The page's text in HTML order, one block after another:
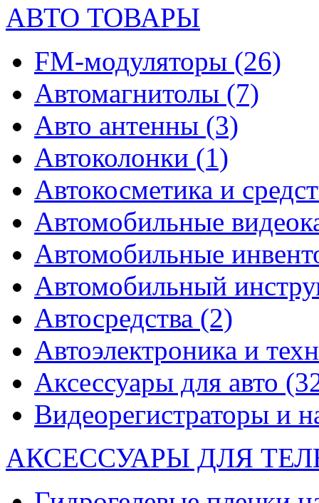
АВТО ТОВАРЫ
FM-модуляторы (26)
Автомагнитолы (7)
Авто антенны (3)
Автоколонки (1)
Автокосметика и
Автомобильные
Автомобильные
Автомобильный
Автосредства (2)
Автоэлектроника и
Аксессуары для авто
Видеорегистраторы и
АКСЕССУАРЫ ДЛЯ